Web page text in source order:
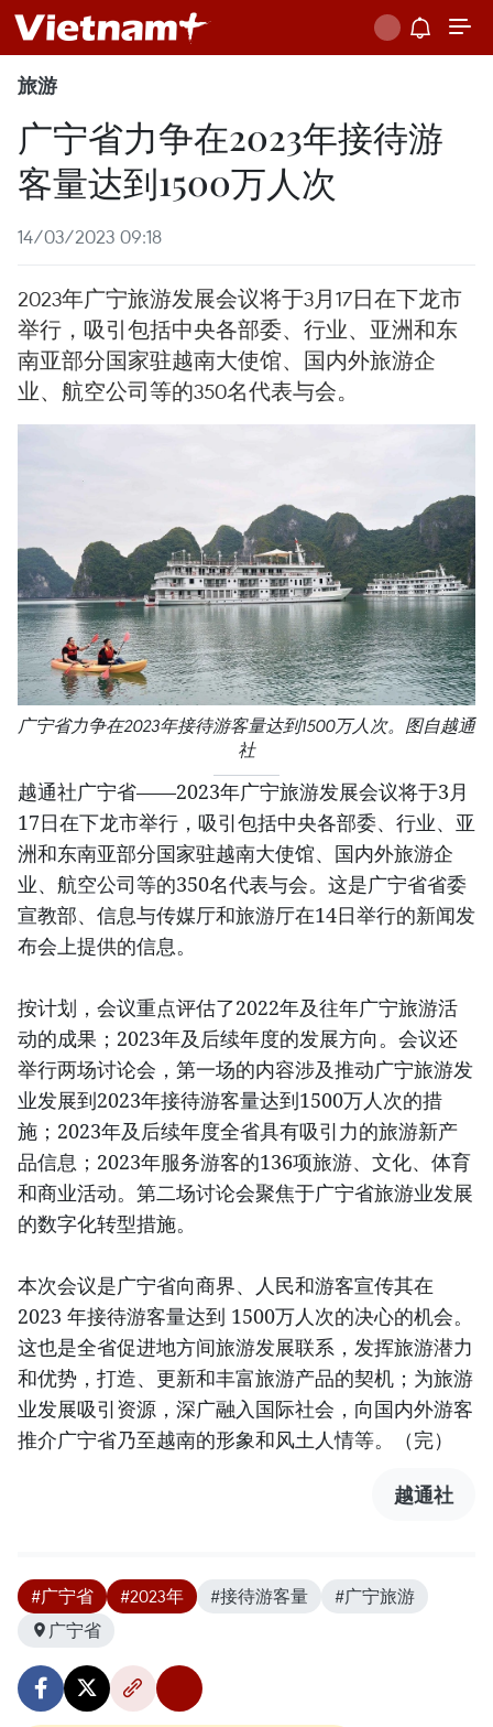
旅游
广宁省力争在2023年接待游
客量达到1500万人次
14/03/2023 09:18
2023年广宁旅游发展会议将于3月17日在下龙市
举行，吸引包括中央各部委、行业、亚洲和东
南亚部分国家驻越南大使馆、国内外旅游企
业、航空公司等的350名代表与会。
广宁省力争在2023年接待游客量达到1500万人次。图自越通
社
越通社广宁省——2023年广宁旅游发展会议将于3月
17日在下龙市举行，吸引包括中央各部委、行业、亚
洲和东南亚部分国家驻越南大使馆、国内外旅游企
业、航空公司等的350名代表与会。这是广宁省省委
宣教部、信息与传媒厅和旅游厅在14日举行的新闻发
布会上提供的信息。
按计划，会议重点评估了2022年及往年广宁旅游活
动的成果；2023年及后续年度的发展方向。会议还
举行两场讨论会，第一场的内容涉及推动广宁旅游发
业发展到2023年接待游客量达到1500万人次的措
施；2023年及后续年度全省具有吸引力的旅游新产
品信息；2023年服务游客的136项旅游、文化、体育
和商业活动。第二场讨论会聚焦于广宁省旅游业发展
的数字化转型措施。
本次会议是广宁省向商界、人民和游客宣传其在
2023 年接待游客量达到 1500万人次的决心的机会。
这也是全省促进地方间旅游发展联系，发挥旅游潜力
和优势，打造、更新和丰富旅游产品的契机；为旅游
业发展吸引资源，深广融入国际社会，向国内外游客
推介广宁省乃至越南的形象和风土人情等。（完）
越通社
#广宁省 #2023年 #接待游客量
#广宁旅游
广宁省